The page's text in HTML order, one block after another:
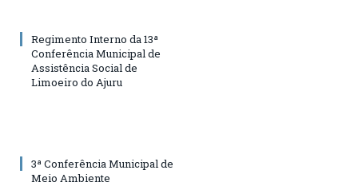
Regimento Interno da 13ª
Conferência Municipal de
Assistência Social de
Limoeiro do Ajuru
3ª Conferência Municipal de
Meio Ambiente